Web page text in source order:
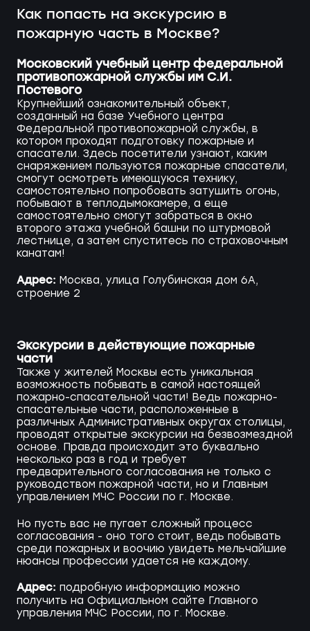
Как попасть на экскурсию в
пожарную часть в Москве?
Московский учебный центр федеральной
противопожарной службы им С.И.
Постевого
Крупнейший ознакомительный объект,
созданный на базе Учебного центра
Федеральной противопожарной службы, в
котором проходят подготовку пожарные и
спасатели. Здесь посетители узнают, каким
снаряжением пользуются пожарные спасатели,
смогут осмотреть имеющуюся технику,
самостоятельно попробовать затушить огонь,
побывают в теплодымокамере, а еще
самостоятельно смогут забраться в окно
второго этажа учебной башни по штурмовой
лестнице, а затем спуститесь по страховочным
канатам!
Адрес: Москва, улица Голубинская дом 6А,
строение 2
Экскурсии в действующие пожарные
части
Также у жителей Москвы есть уникальная
возможность побывать в самой настоящей
пожарно-спасательной части! Ведь пожарно-
спасательные части, расположенные в
различных Административных округах столицы,
проводят открытые экскурсии на безвозмездной
основе. Правда происходит это буквально
несколько раз в год и требует
предварительного согласования не только с
руководством пожарной части, но и Главным
управлением МЧС России по г. Москве.
Но пусть вас не пугает сложный процесс
согласования - оно того стоит, ведь побывать
среди пожарных и воочию увидеть мельчайшие
нюансы профессии удается не каждому.
Адрес: подробную информацию можно
получить на Официальном сайте Главного
управления МЧС России, по г. Москве.